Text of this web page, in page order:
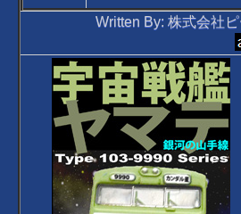
Written By: 株式会社